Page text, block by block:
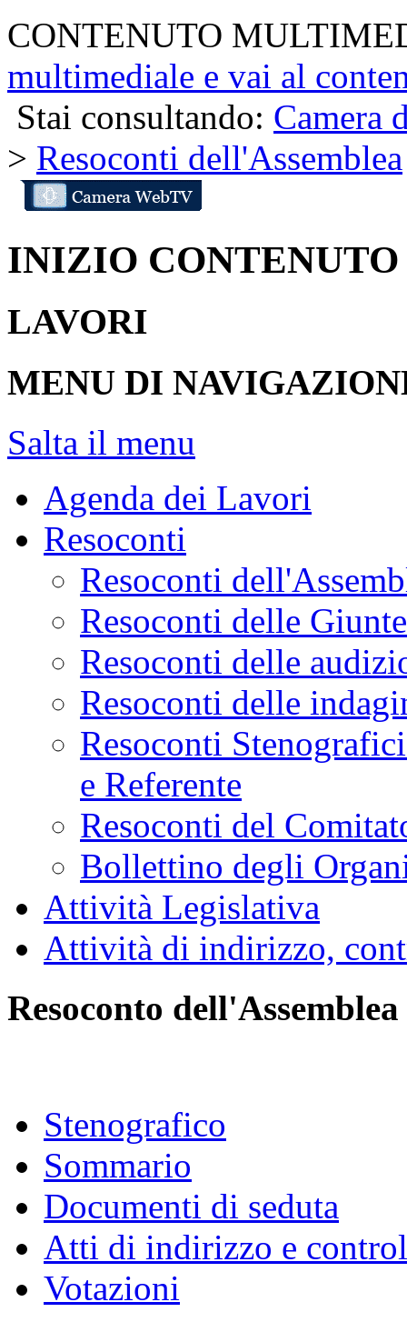
CONTENUTO
multimediale e vai al
Stai consultando: Camera
> Resoconti dell'Assemblea
INIZIO CONTENUTO
LAVORI
MENU DI
Salta il menu
Agenda dei Lavori
Resoconti
Resoconti
Resoconti delle
Resoconti delle
Resoconti delle
Resoconti
e Referente
Resoconti del
Bollettino degli
Attività Legislativa
Attività di indirizzo,
Resoconto dell'Assemblea
Stenografico
Sommario
Documenti di seduta
Atti di indirizzo e
Votazioni